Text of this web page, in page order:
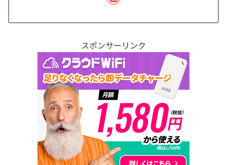
スポンサーリンク